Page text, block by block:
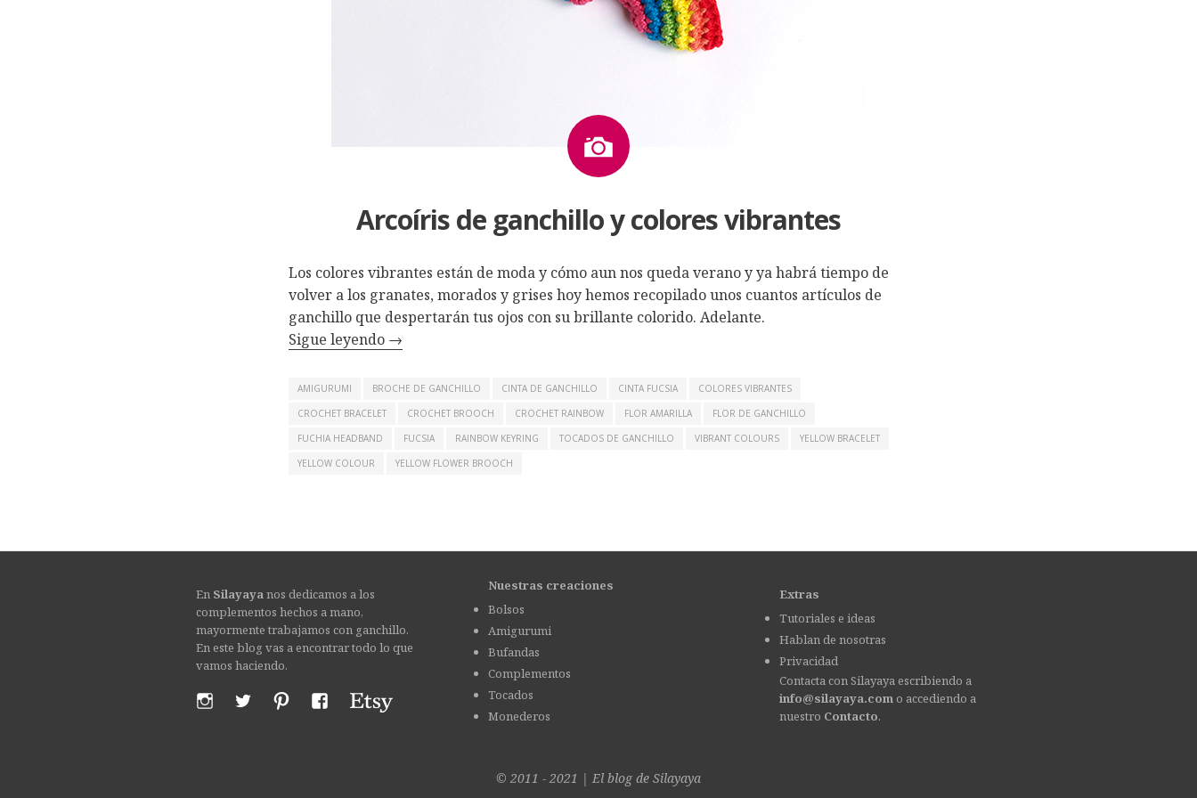
Imagen
Arcoíris de ganchillo y colores vibrantes
Los colores vibrantes están de moda y cómo aun nos queda verano y ya habrá tiempo de
volver a los granates, morados y grises hoy hemos recopilado unos cuantos artículos de
ganchillo que despertarán tus ojos con su brillante colorido. Adelante.
Sigue leyendo →
AMIGURUMI BROCHE DE GANCHILLO CINTA DE GANCHILLO CINTA FUCSIA
COLORES VIBRANTES
CROCHET BRACELET
CROCHET BROOCH CROCHET RAINBOW FLOR AMARILLA
FLOR DE GANCHILLO
FUCHIA HEADBAND
FUCSIA RAINBOW KEYRING TOCADOS DE GANCHILLO VIBRANT COLOURS
YELLOW BRACELET
YELLOW COLOUR
YELLOW FLOWER BROOCH
En Silayayanos dedicamos a los
complementos hechos a mano,
mayormente trabajamos con ganchillo.
En este blog vas a encontrar todo lo que
vamos haciendo.
Nuestras creaciones
Bolsos
Amigurumi
Bufandas
Complementos
Tocados
Monederos
Extras
Tutoriales e ideas
Hablan de nosotras
Privacidad
Contacta con Silayaya escribiendo a
info@silayaya.com o accediendo a
nuestro Contacto.
© 2011 - 2021 | El blog de Silayaya